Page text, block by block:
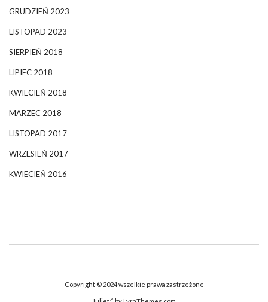
GRUDZIEŃ 2023
LISTOPAD 2023
SIERPIEŃ 2018
LIPIEC 2018
KWIECIEŃ 2018
MARZEC 2018
LISTOPAD 2017
WRZESIEŃ 2017
KWIECIEŃ 2016
Copyright © 2024 wszelkie prawa zastrzeżone